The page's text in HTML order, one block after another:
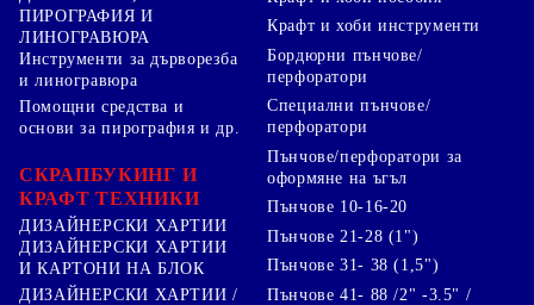
ПИРОГРАФИЯ И
ЛИНОГРАВЮРА
Инструменти за дърворезба
и линогравюра
Помощни средства и
основи за пирография и др.
СКРАПБУКИНГ И
КРАФТ ТЕХНИКИ
ДИЗАЙНЕРСКИ ХАРТИИ
ДИЗАЙНЕРСКИ ХАРТИИ
И КАРТОНИ НА БЛОК
ДИЗАЙНЕРСКИ ХАРТИИ /
Крафт и хоби инструменти
Бордюрни пънчове/
перфоратори
Специални пънчове/
перфоратори
Пънчове/перфоратори за
оформяне на ъгъл
Пънчове 10-16-20
Пънчове 21-28 (1")
Пънчове 31- 38 (1,5")
Пънчове 41- 88 /2" -3.5" /